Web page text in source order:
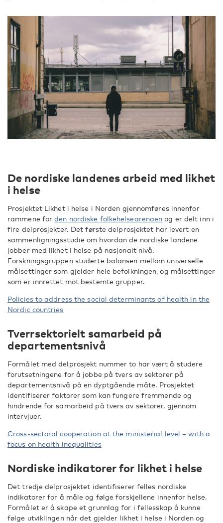
De nordiske landenes arbeid med likhet
i helse
Prosjektet Likhet i helse i Norden gjennomføres innenfor
rammene forden nordiske folkehelsearenaen og er delt inn i
fire delprosjekter. Det første delprosjektet har levert en
sammenligningsstudie om hvordan de nordiske landene
jobber med likhet i helse på nasjonalt nivå.
Forskningsgruppen studerte balansen mellom universelle
målsettinger som gjelder hele befolkningen, og målsettinger
som er innrettet mot bestemte grupper.
Policies to address the social determinants of health in the
Nordic countries
Tverrsektorielt samarbeid på
departementsnivå
Formålet med delprosjekt nummer to har vært å studere
forutsetningene for å jobbe på tvers av sektorer på
departementsnivå på en dyptgående måte. Prosjektet
identifiserer faktorer som kan fungere fremmende og
hindrende for samarbeid på tvers av sektorer, gjennom
intervjuer.
Cross-sectoral cooperation at the ministerial level – with a
focus on health inequalities
Nordiske indikatorer for likhet i helse
Det tredje delprosjektet identifiserer felles nordiske
indikatorer for å måle og følge forskjellene innenfor helse.
Formålet er å skape et grunnlag for i fellesskap å kunne
følge utviklingen når det gjelder likhet i helse i Norden og